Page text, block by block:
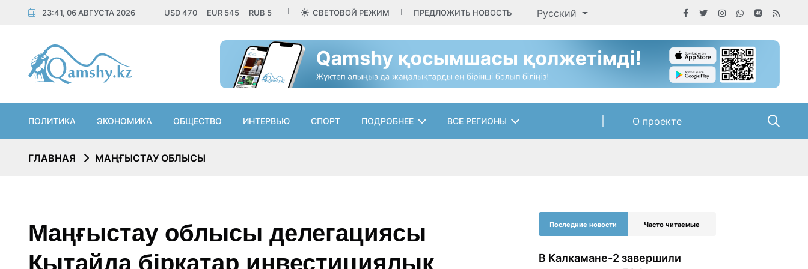
23:41, 06 АВГУСТА 2026 USD470 EUR 545 RUB 5 СВЕТОВОЙ РЕЖИМ ПРЕДЛОЖИТЬ НОВОСТЬ Русский
ПОЛИТИКА ЭКОНОМИКА ОБЩЕСТВО ИНТЕРВЬЮ СПОРТ ПОДРОБНЕЕ ВСЕ РЕГИОНЫ О проекте
ГЛАВНАЯ МАҢҒЫСТАУ ОБЛЫСЫ
Маңғыстау облысы делегациясы
Қытайда бірқатар инвестициялық
Последние новости Часто читаемые
В Калкамане-2 завершили